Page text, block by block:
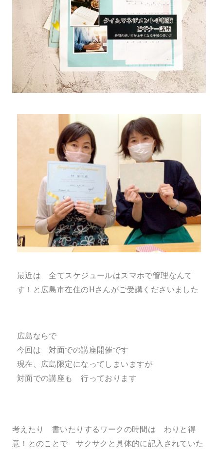
最近は 全てスケジュールはスマホで管理なんて
す！と広島市在住のHさんがご受講くださいました
広島ならで
今回は 対面での講座開催です
現在、広島限定になってしまいますが
対面での講座も 行っております
考えたり 書いたりするワークの時間は わりと得
意！とのことで サクサクと具体的に記入されていた